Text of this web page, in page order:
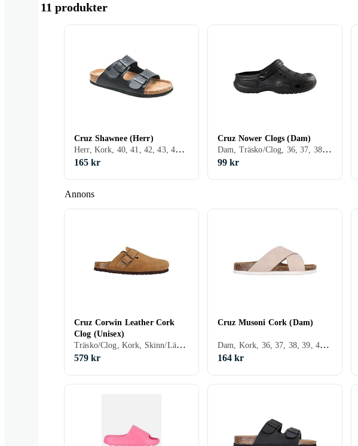
11 produkter
Annons
Cruz Shawnee (Herr)
Herr, Kork, 40, 41, 42, 43, 44, 45, 46, 47, 48
165 kr
Cruz Nower Clogs (Dam)
Dam, Träsko/Clog, 36, 37, 38, 39, 40, 41, 42, 43, 44, 45, 46, 47, 48
99 kr
Cruz Corwin Leather Cork
Clog (Unisex)
Träsko/Clog, Kork, Skinn/Läder, 36, 37, 38, 39, 40, 41, 42, 43, 44, 45, 46
579 kr
Cruz Musoni Cork (Dam)
Dam, Kork, 36, 37, 38, 39, 40, 41, 42
164 kr